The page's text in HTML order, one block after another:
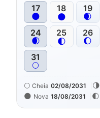
17
🌑
18
🌑
19
🌒
24
🌒
25
🌓
26
🌔
31
🌕
🌕 Cheia 02/08/2031 🌗
🌑 Nova 18/08/2031 🌓